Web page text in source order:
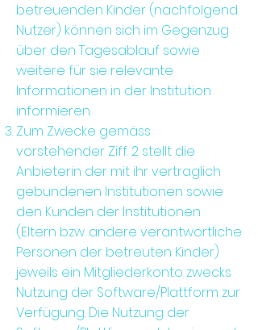
betreuenden Kinder (nachfolgend
Nutzer) können sich im Gegenzug
über den Tagesablauf sowie
weitere für sie relevante
Informationen in der Institution
informieren.
Zum Zwecke gemäss
vorstehender Ziff. 2 stellt die
Anbieterin der mit ihr vertraglich
gebundenen Institutionen sowie
den Kunden der Institutionen
(Eltern bzw. andere verantwortliche
Personen der betreuten Kinder)
jeweils ein Mitgliederkonto zwecks
Nutzung der Software/Plattform zur
Verfügung. Die Nutzung der